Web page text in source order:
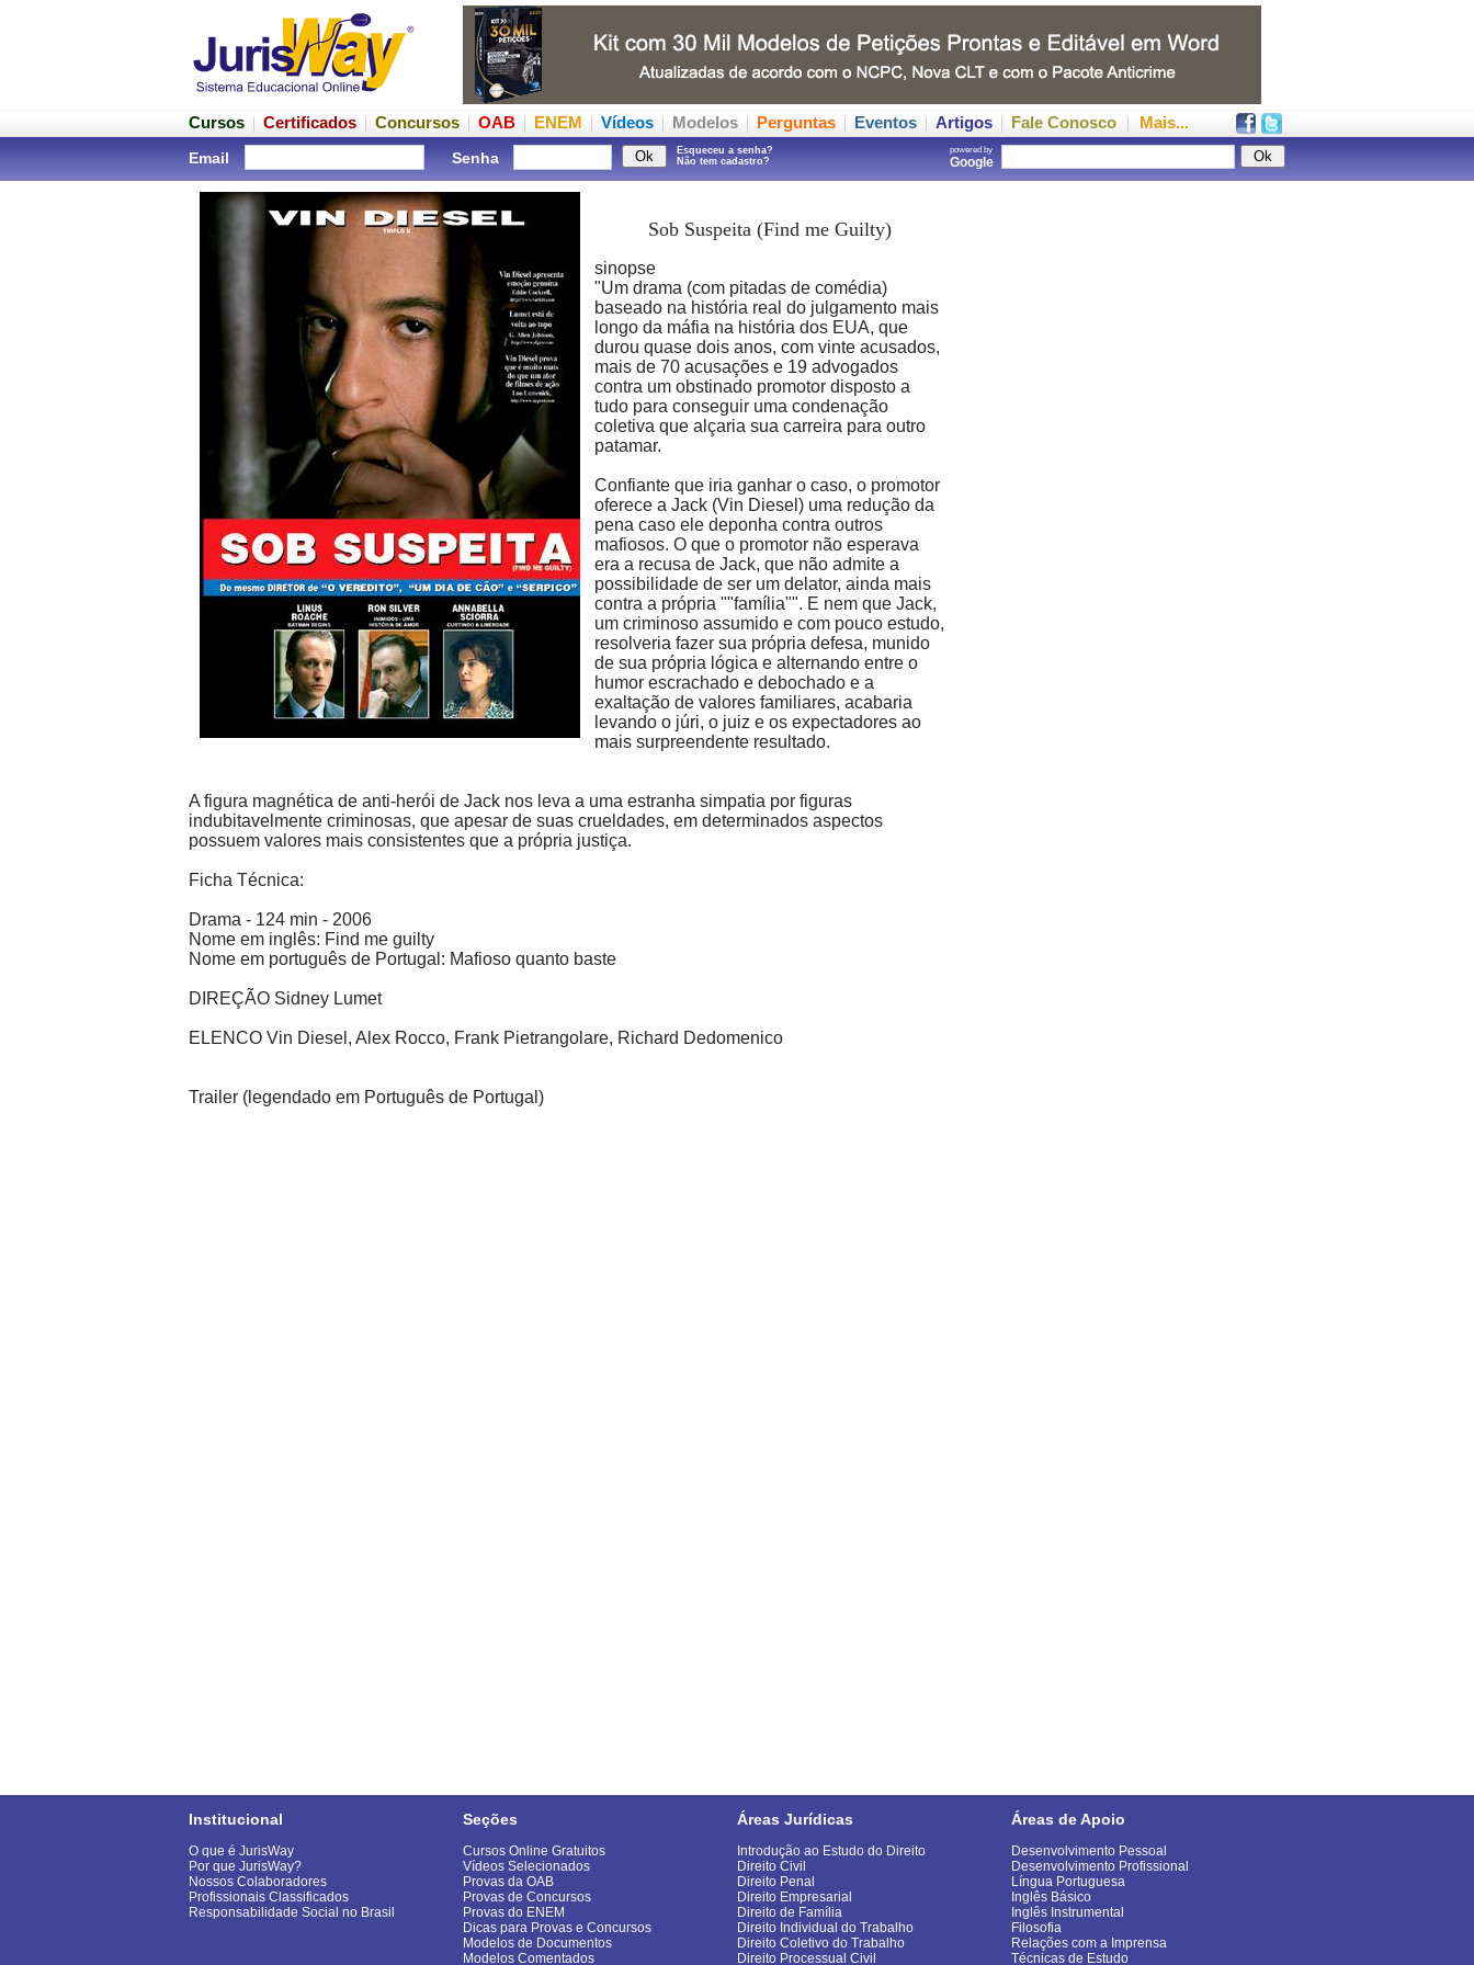
Cursos Certificados Concursos OAB ENEM Vídeos Modelos Perguntas Eventos Artigos Fale Conosco Mais...
Email Senha
Esqueceu a senha?
Não tem cadastro?
powered by
Google
Sob Suspeita (Find me Guilty)
sinopse
"Um drama (com pitadas de comédia)
baseado na história real do julgamento mais
longo da máfia na história dos EUA, que
durou quase dois anos, com vinte acusados,
mais de 70 acusações e 19 advogados
contra um obstinado promotor disposto a
tudo para conseguir uma condenação
coletiva que alçaria sua carreira para outro
patamar.
Confiante que iria ganhar o caso, o promotor
oferece a Jack (Vin Diesel) uma redução da
pena caso ele deponha contra outros
mafiosos. O que o promotor não esperava
era a recusa de Jack, que não admite a
possibilidade de ser um delator, ainda mais
contra a própria ""família"". E nem que Jack,
um criminoso assumido e com pouco estudo,
resolveria fazer sua própria defesa, munido
de sua própria lógica e alternando entre o
humor escrachado e debochado e a
exaltação de valores familiares, acabaria
levando o júri, o juiz e os expectadores ao
mais surpreendente resultado.
A figura magnética de anti-herói de Jack nos leva a uma estranha simpatia por figuras
indubitavelmente criminosas, que apesar de suas crueldades, em determinados aspectos
possuem valores mais consistentes que a própria justiça.
Ficha Técnica:
Drama - 124 min - 2006
Nome em inglês: Find me guilty
Nome em português de Portugal: Mafioso quanto baste
DIREÇÃO Sidney Lumet
ELENCO Vin Diesel, Alex Rocco, Frank Pietrangolare, Richard Dedomenico
Trailer (legendado em Português de Portugal)
Institucional
O que é JurisWay
Por que JurisWay?
Nossos Colaboradores
Profissionais Classificados
Responsabilidade Social no Brasil
Seções
Cursos Online Gratuitos
Vídeos Selecionados
Provas da OAB
Provas de Concursos
Provas do ENEM
Dicas para Provas e Concursos
Modelos de Documentos
Modelos Comentados
Áreas Jurídicas
Introdução ao Estudo do Direito
Direito Civil
Direito Penal
Direito Empresarial
Direito de Família
Direito Individual do Trabalho
Direito Coletivo do Trabalho
Direito Processual Civil
Áreas de Apoio
Desenvolvimento Pessoal
Desenvolvimento Profissional
Língua Portuguesa
Inglês Básico
Inglês Instrumental
Filosofia
Relações com a Imprensa
Técnicas de Estudo